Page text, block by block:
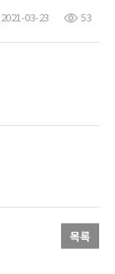
2021-03-23 53
목록